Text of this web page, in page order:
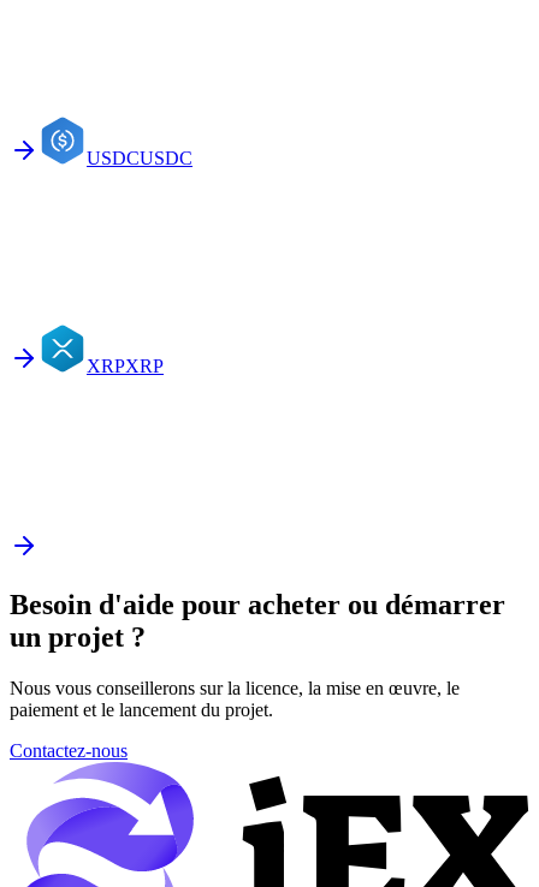
USDCUSDC
XRPXRP
Besoin d'aide pour acheter ou démarrer
un projet ?
Nous vous conseillerons sur la licence, la mise en œuvre, le
paiement et le lancement du projet.
Contactez-nous